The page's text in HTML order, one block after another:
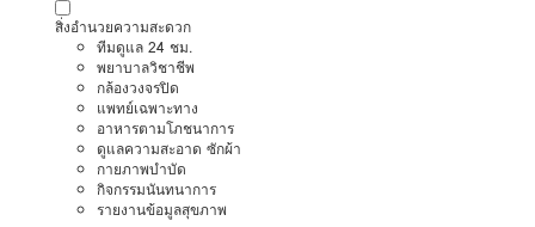
สิ่งอำนวยความสะดวก
ทีมดูแล 24 ชม.
พยาบาลวิชาชีพ
กล้องวงจรปิด
แพทย์เฉพาะทาง
อาหารตามโภชนาการ
ดูแลความสะอาด ซักผ้า
กายภาพบำบัด
กิจกรรมนันทนาการ
รายงานข้อมูลสุขภาพ